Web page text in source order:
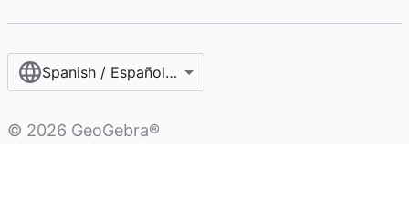
Spanish / Español (internacional)
© 2026 GeoGebra®